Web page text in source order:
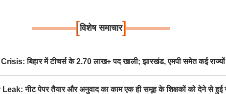
[विशेष समाचार]
बिहार में टीचर्स के 2.70 लाख+ पद खाली; झारखंड, एमपी समेत कई राज्यों
नीट पेपर तैयार और अनुवाद का काम एक ही समूह के शिक्षकों को देने से हुई